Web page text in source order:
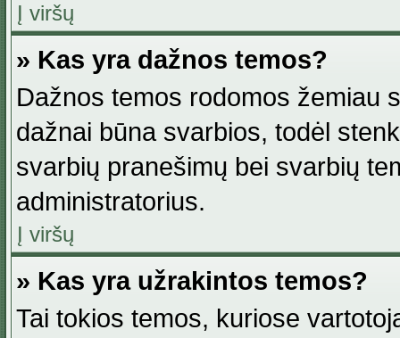
Į viršų
» Kas yra dažnos temos?
Dažnos temos rodomos žemiau
dažnai būna svarbios, todėl
svarbių pranešimų bei svarbių
administratorius.
Į viršų
» Kas yra užrakintos temos?
Tai tokios temos, kuriose